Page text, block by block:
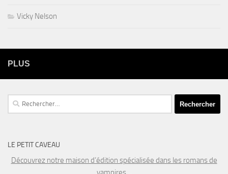
Vicky Nelson
PLUS
Rechercher :
LE PETIT CAVEAU
Découvrez notre maison d’édition spécialisée dans les romans de